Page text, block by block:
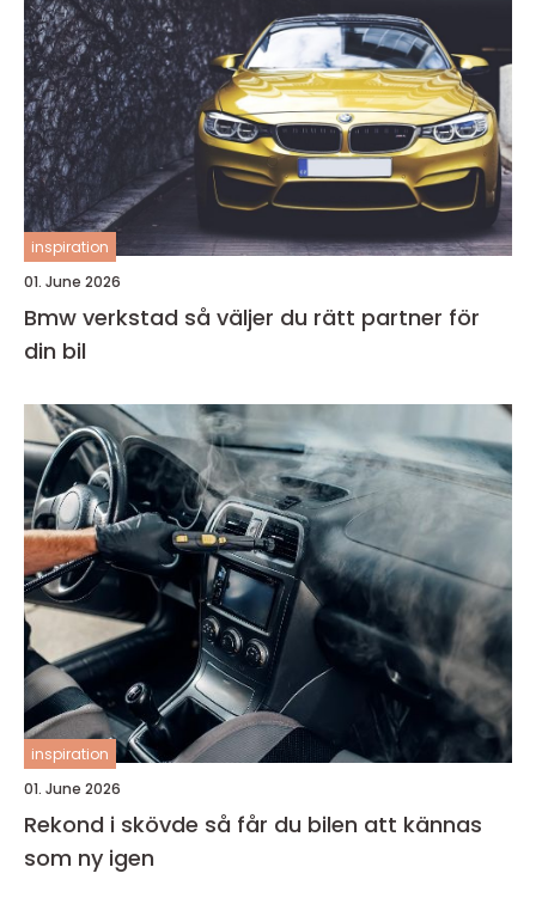
inspiration
01. June 2026
Bmw verkstad så väljer du rätt partner för
din bil
inspiration
01. June 2026
Rekond i skövde så får du bilen att kännas
som ny igen